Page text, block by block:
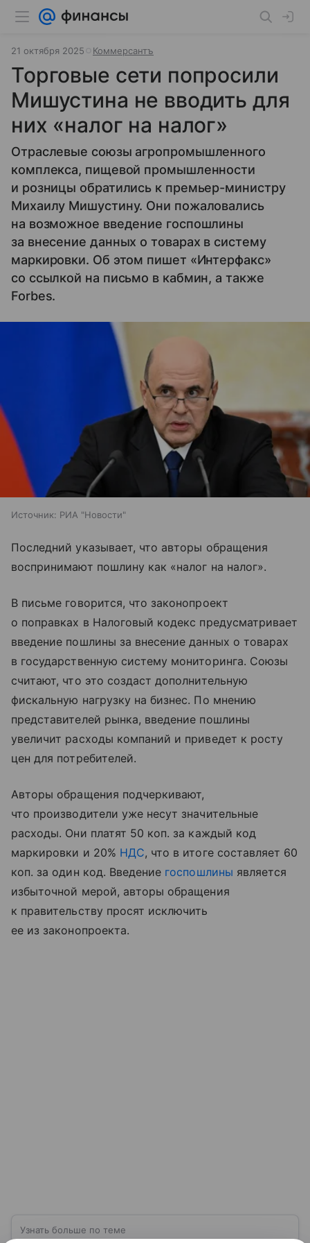
21 октября 2025 Коммерсантъ
Торговые сети попросили
Мишустина не вводить для
них «налог на налог»
Отраслевые союзы агропромышленного
комплекса, пищевой промышленности
и розницы обратились к премьер-министру
Михаилу Мишустину. Они пожаловались
на возможное введение госпошлины
за внесение данных о товарах в систему
маркировки. Об этом пишет «Интерфакс»
со ссылкой на письмо в кабмин, а также
Forbes.
Источник: РИА "Новости"
Последний указывает, что авторы обращения
воспринимают пошлину как «налог на налог».
В письме говорится, что законопроект
о поправках в Налоговый кодекс предусматривает
введение пошлины за внесение данных о товарах
в государственную систему мониторинга. Союзы
считают, что это создаст дополнительную
фискальную нагрузку на бизнес. По мнению
представителей рынка, введение пошлины
увеличит расходы компаний и приведет к росту
цен для потребителей.
Авторы обращения подчеркивают,
что производители уже несут значительные
расходы. Они платят 50 коп. за каждый код
маркировки и 20% НДС, что в итоге составляет 60
коп. за один код. Введение госпошлины является
избыточной мерой, авторы обращения
к правительству просят исключить
ее из законопроекта.
Узнать больше по теме